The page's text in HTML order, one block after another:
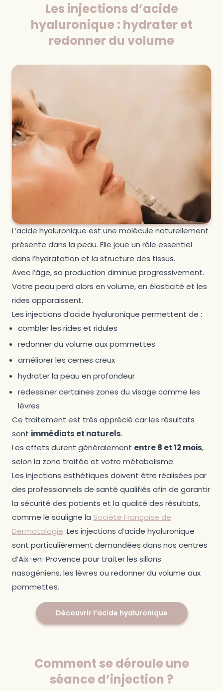
Les injections d’acide
hyaluronique : hydrater et
redonner du volume
L’acide hyaluronique est une molécule naturellement
présente dans la peau. Elle joue un rôle essentiel
dans l’hydratation et la structure des tissus.
Avec l’âge, sa production diminue progressivement.
Votre peau perd alors en volume, en élasticité et les
rides apparaissent.
Les injections d’acide hyaluronique permettent de :
combler les rides et ridules
redonner du volume aux pommettes
améliorer les cernes creux
hydrater la peau en profondeur
redessiner certaines zones du visage comme les
lèvres
Ce traitement est très apprécié car les résultats
sont immédiats et naturels.
Les effets durent généralement entre 8 et 12 mois,
selon la zone traitée et votre métabolisme.
Les injections esthétiques doivent être réalisées par
des professionnels de santé qualifiés afin de garantir
la sécurité des patients et la qualité des résultats,
comme le souligne la Société Française de
Dermatologie. Les injections d’acide hyaluronique
sont particulièrement demandées dans nos centres
d’Aix-en-Provence pour traiter les sillons
nasogéniens, les lèvres ou redonner du volume aux
pommettes.
Découvrir l’acide hyaluronique
Comment se déroule une
séance d’injection ?